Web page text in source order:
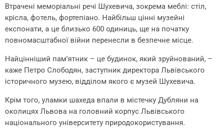
Втрачені меморіальні речі Шухевича, зокрема меблі: стіл,
крісла, фотель, фортепіано. Найбільш цінні музейні
експонати, а це близько 600 одиниць, ще на початку
повномасштабної війни перенесли в безпечне місце.
Найцінніший пам’ятник – це будинок, який зруйнований, –
каже Петро Слободян, заступник директора Львівського
історичного музею, відділом якого є музей Шухевича.
Крім того, уламки шахеда впали в містечку Дубляни на
околицях Львова на головний корпус Львівського
національного університету природокористування.